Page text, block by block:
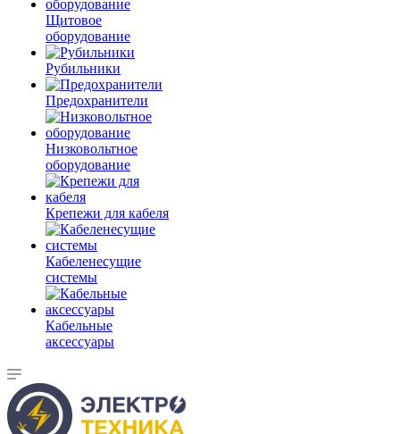
Щитовое
оборудование
Рубильники
Предохранители
Низковольтное
оборудование
Крепежи для кабеля
Кабеленесущие
системы
Кабельные
аксессуары